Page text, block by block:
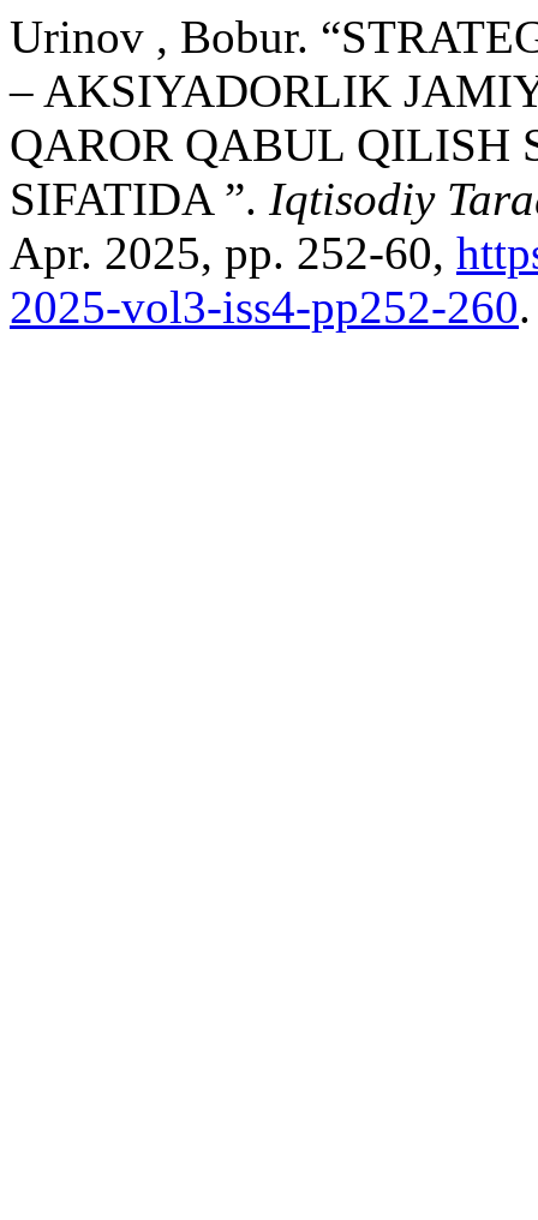
Urinov , Bobur.
– AKSIYADORLIK
QAROR QABUL QILISH
SIFATIDA ”. Iqtisodiy
Apr. 2025, pp. 252-60,
2025-vol3-iss4-pp252-260.